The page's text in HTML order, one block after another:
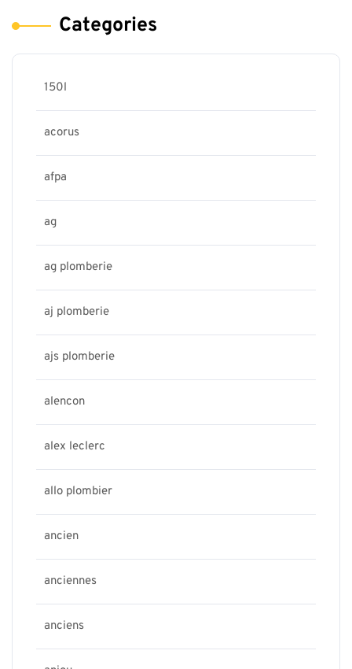
Categories
150l
acorus
afpa
ag
ag plomberie
aj plomberie
ajs plomberie
alencon
alex leclerc
allo plombier
ancien
anciennes
anciens